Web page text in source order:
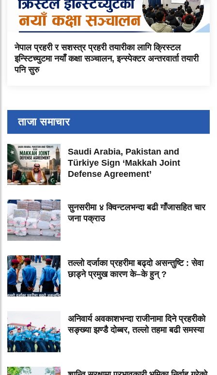
नेपाल प्रहरी र सशस्त्र प्रहरी तयारीका लागि क्रिस्टल
इन्स्टिच्युटमा नयाँ कक्षा सञ्चालन, इन्स्पेक्टर अन्तरवार्ता तयारी
पनि सुरु
ताजा समाचार
Saudi Arabia, Pakistan and
Türkiye Sign ‘Makkah Joint
Defense Agreement’
सुनसरीमा ४ क्विन्टलभन्दा बढी गाँजासहित चार
जना पक्राउ
तल्लो दर्जाका प्रहरीमा बढ्दो असन्तुष्टि : सेवा
छाड्ने प्रमुख कारण के–के हुन् ?
अनिवार्य अवकाशभन्दा राजीनामा दिने प्रहरीको
सङ्ख्या झण्डै दोब्बर, तल्लो तहमा बढी समस्या